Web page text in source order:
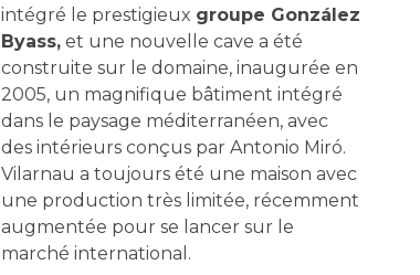
intégré le prestigieux groupe González
Byass,et une nouvelle cave a été
construite sur le domaine, inaugurée en
2005, un magnifique bâtiment intégré
dans le paysage méditerranéen, avec
des intérieurs conçus par Antonio Miró.
Vilarnau a toujours été une maison avec
une production très limitée, récemment
augmentée pour se lancer sur le
marché international.